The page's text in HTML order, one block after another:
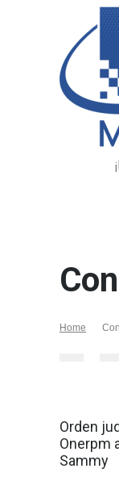
Home
Orden
Onerpm
Sammy